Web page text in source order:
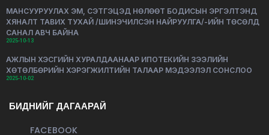
МАНСУУРУУЛАХ ЭМ, СЭТГЭЦЭД НӨЛӨӨТ БОДИСЫН ЭРГЭЛТЭНД
ХЯНАЛТ ТАВИХ ТУХАЙ /ШИНЭЧИЛСЭН НАЙРУУЛГА/-ИЙН ТӨСӨЛД
САНАЛ АВЧ БАЙНА
2025-10-13
АЖЛЫН ХЭСГИЙН ХУРАЛДААНААР ИПОТЕКИЙН ЗЭЭЛИЙН
ХӨТӨЛБӨРИЙН ХЭРЭГЖИЛТИЙН ТАЛААР МЭДЭЭЛЭЛ СОНСЛОО
2025-10-02
БИДНИЙГ ДАГААРАЙ
FACEBOOK